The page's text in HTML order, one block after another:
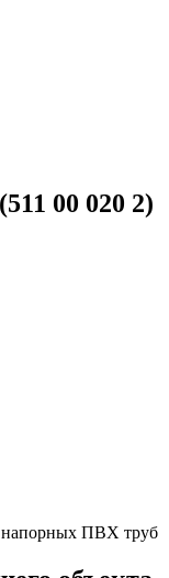
00 020 2)
напорных ПВХ труб